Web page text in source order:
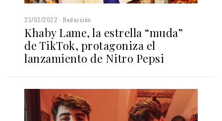
23/03/2022 Redacción
Khaby Lame, la estrella “muda”
de TikTok, protagoniza el
lanzamiento de Nitro Pepsi